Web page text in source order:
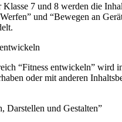
7 und 8 werden die
und “Bewegen an
“Fitness entwickeln” wird
oder mit anderen
Darstellen und Gestalten”